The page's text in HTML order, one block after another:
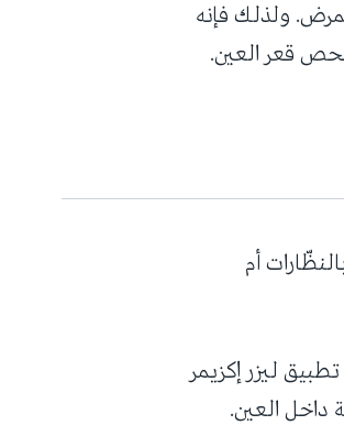
ولذلك فإنه
قعر العين.
أم
ليزر إكزيمر
داخل العين.